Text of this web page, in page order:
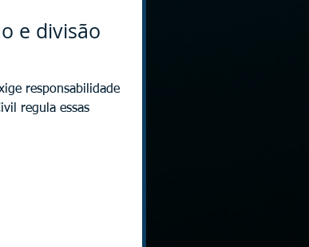
e divisão
responsabilidade
regula essas